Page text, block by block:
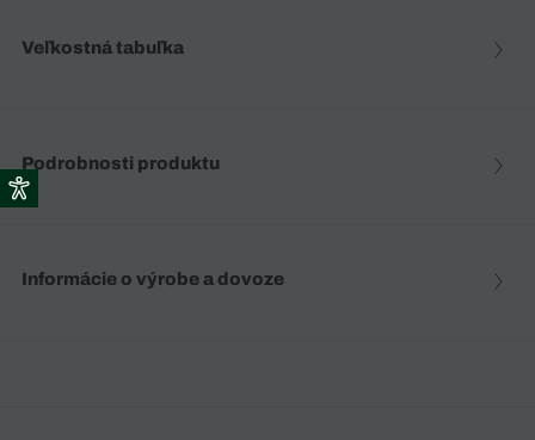
Veľkostná tabuľka
Podrobnosti produktu
Informácie o výrobe a dovoze